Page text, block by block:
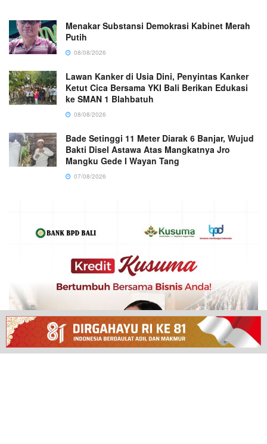
Menakar Substansi Demokrasi Kabinet Merah
Putih
08/08/2026
Lawan Kanker di Usia Dini, Penyintas Kanker
Ketut Cica Bersama YKI Bali Berikan Edukasi
ke SMAN 1 Blahbatuh
08/08/2026
Bade Setinggi 11 Meter Diarak 6 Banjar, Wujud
Bakti Disel Astawa Atas Mangkatnya Jro
Mangku Gede I Wayan Tang
07/08/2026